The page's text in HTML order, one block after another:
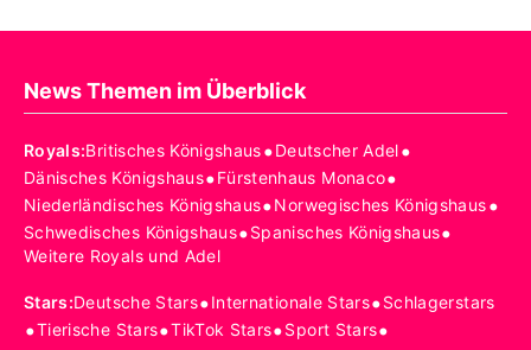
News Themen im Überblick
Royals:Britisches Königshaus•Deutscher Adel•
Dänisches Königshaus•Fürstenhaus Monaco•
Niederländisches Königshaus•Norwegisches Königshaus•
Schwedisches Königshaus•Spanisches Königshaus•
Weitere Royals und Adel
Stars:Deutsche Stars•Internationale Stars•Schlagerstars
•Tierische Stars•TikTok Stars•Sport Stars•